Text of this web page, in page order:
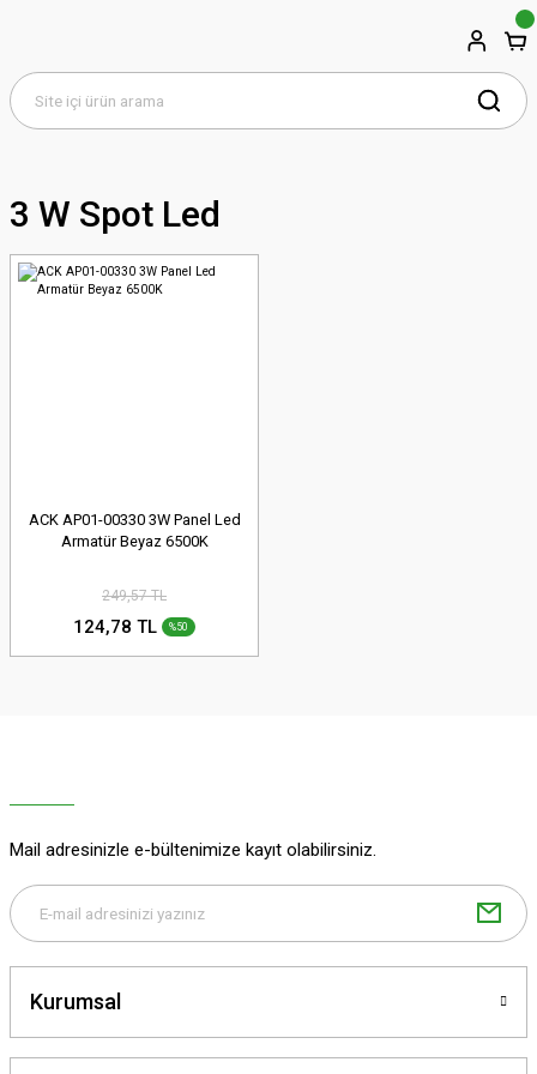
3 W Spot Led
ACK AP01-00330 3W Panel Led
Armatür Beyaz 6500K
249,57 TL
124,78 TL %50
Mail adresinizle e-bültenimize kayıt olabilirsiniz.
Kurumsal